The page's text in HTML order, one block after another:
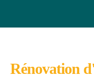
Rénovation